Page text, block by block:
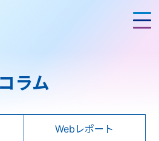
コラム
Webレポート